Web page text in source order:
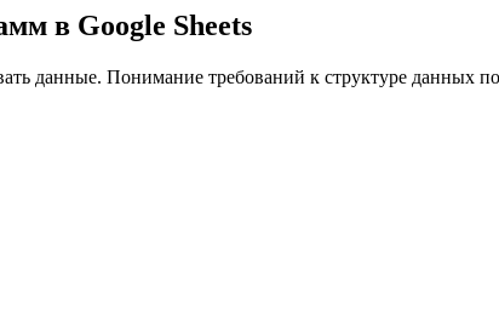
в Google Sheets
данные. Понимание требований к структуре данных